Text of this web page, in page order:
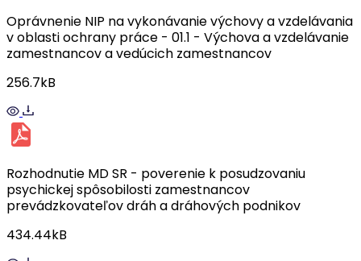
Oprávnenie NIP na vykonávanie výchovy a vzdelávania
v oblasti ochrany práce - 01.1 - Výchova a vzdelávanie
zamestnancov a vedúcich zamestnancov
256.7kB
Rozhodnutie MD SR - poverenie k posudzovaniu
psychickej spôsobilosti zamestnancov
prevádzkovateľov dráh a dráhových podnikov
434.44kB